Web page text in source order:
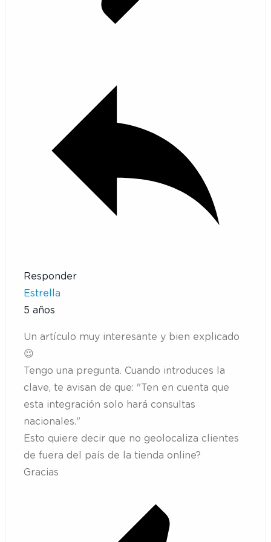
Responder
Estrella
5 años
Un artículo muy interesante y bien explicado
😉
Tengo una pregunta. Cuando introduces la
clave, te avisan de que: " Ten en cuenta que
esta integración solo hará consultas
nacionales."
Esto quiere decir que no geolocaliza clientes
de fuera del país de la tienda online?
Gracias